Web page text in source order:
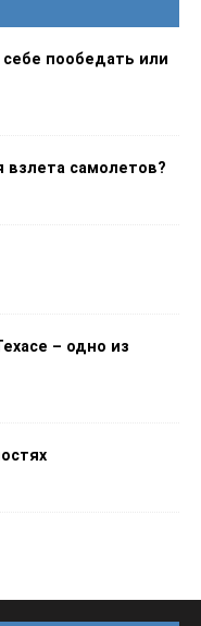
пообедать или
самолетов?
– одно из